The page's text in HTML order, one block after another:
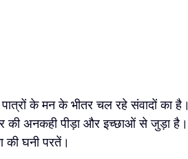
के मन के भीतर चल रहे संवादों का है।
की अनकही पीड़ा और इच्छाओं से जुड़ा है।
की घनी परतें।